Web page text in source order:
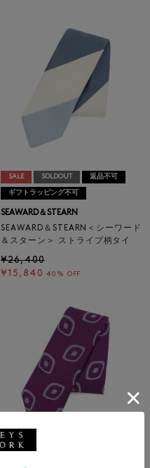
SALE SOLDOUT 返品不可
ギフトラッピング不可
SEAWARD＆STEARN
SEAWARD＆STEARN＜シーワード
＆スターン＞ ストライプ柄タイ
¥26,400
¥15,840 40% OFF